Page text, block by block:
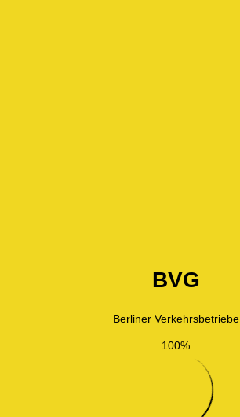
BVG
Berliner Verkehrsbetriebe
100%